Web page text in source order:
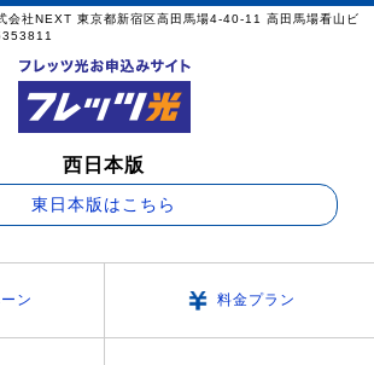
西日本版
東日本版はこちら
ン 料金プラン